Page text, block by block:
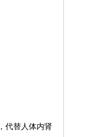
代替人体内肾